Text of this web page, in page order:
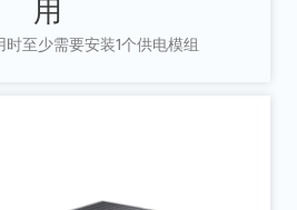
用
至少需要安装1个供电模组